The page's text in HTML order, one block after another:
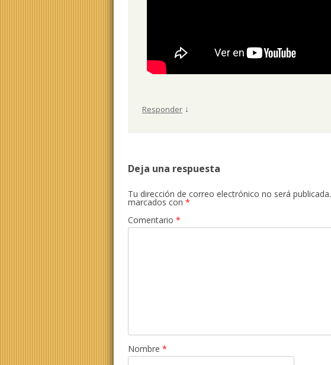
Responder ↓
Deja una respuesta
Tu dirección de correo electrónico no será publicada.
marcados con *
Comentario *
Nombre *